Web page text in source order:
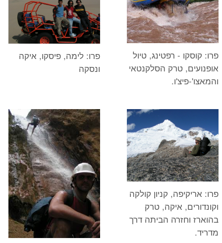
פרו: קוסקו - רפטינג, טיול
אופנועים, טרק הסלקנטאי
והמאצו'-פיצ'ו.
פרו: לימה, פיסקו, איקה
ונסקה
פרו: אריקיפה, קניון קולקה
וקונדורים, איקה, טרק
בהוארז וחזרה הביתה דרך
מדריד.